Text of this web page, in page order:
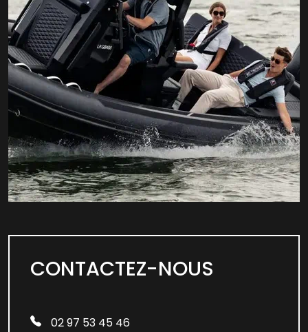
CONTACTEZ-NOUS
02 97 53 45 46